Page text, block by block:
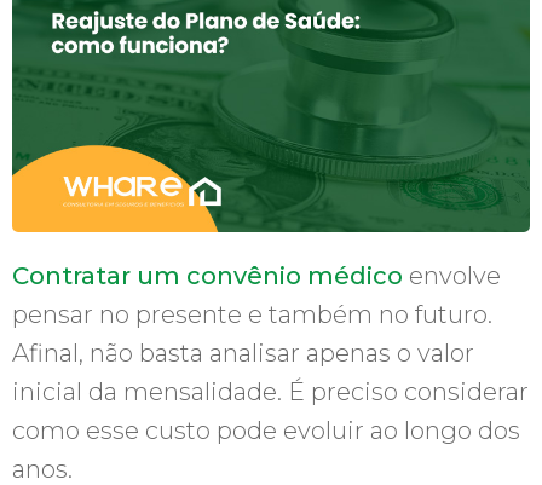
Contratar um convênio médico envolve
pensar no presente e também no futuro.
Afinal, não basta analisar apenas o valor
inicial da mensalidade. É preciso considerar
como esse custo pode evoluir ao longo dos
anos.